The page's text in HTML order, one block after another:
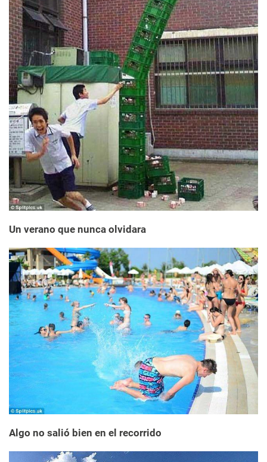
Un verano que nunca olvidara
Algo no salió bien en el recorrido